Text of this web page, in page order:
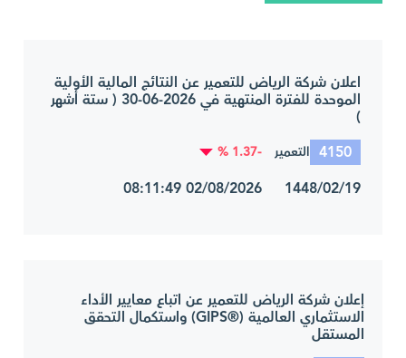
اعلان شركة الرياض للتعمير عن النتائج المالية الأولية
الموحدة للفترة المنتهية في 2026-06-30 ( ستة أشهر
)
4150 التعمير -1.37 %
1448/02/19 02/08/2026 08:11:49
إعلان شركة الرياض للتعمير عن اتباع معايير الأداء
الاستثماري العالمية (®GIPS) واستكمال التحقق
المستقل